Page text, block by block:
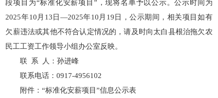
段项目为“标准化安薪项目”，现将名单予以公示。公示时间为
2025年10月13日—2025年10月19日，公示期间，相关项目如有
欠薪违法或其他不符合认定情况的，请及时向太白县根治拖欠农
民工工资工作领导小组办公室反映。
联 系 人：孙进峰
联系电话：0917-4956102
附件：“标准化安薪项目”信息公示表